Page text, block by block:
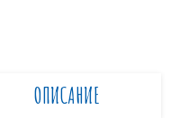
ОПИСАНИЕ